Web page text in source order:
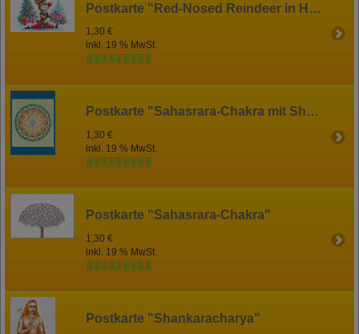
Postkarte "Red-Nosed Reindeer in Hanuman-Asana"
1,30 €
inkl. 19 % MwSt.
Postkarte "Sahasrara-Chakra mit Shri Yantra"
1,30 €
inkl. 19 % MwSt.
Postkarte "Sahasrara-Chakra"
1,30 €
inkl. 19 % MwSt.
Postkarte "Shankaracharya"